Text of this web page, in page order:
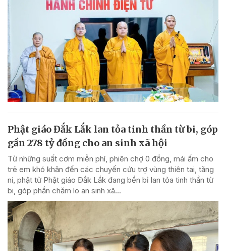
Phật giáo Đắk Lắk lan tỏa tinh thần từ bi, góp
gần 278 tỷ đồng cho an sinh xã hội
Từ những suất cơm miễn phí, phiên chợ 0 đồng, mái ấm cho
trẻ em khó khăn đến các chuyến cứu trợ vùng thiên tai, tăng
ni, phật tử Phật giáo Đắk Lắk đang bền bỉ lan tỏa tinh thần từ
bi, góp phần chăm lo an sinh xã...